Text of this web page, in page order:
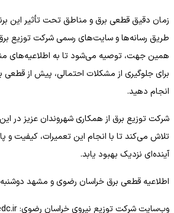
زمان دقیق قطعی برق و مناطق تحت تأثیر این
طریق رسانه‌ها و سایت‌های رسمی شرکت توزیع
همین جهت، توصیه می‌شود تا به اطلاعیه‌های
برای جلوگیری از مشکلات احتمالی، پیش از قطعی
انجام دهید.
شرکت توزیع برق از همکاری شهروندان عزیز در این
تلاش می‌کند تا با انجام این تعمیرات، کیفیت و
آینده‌ای نزدیک بهبود یابد.
اطلاعیه قطعی برق خراسان رضوی و مشهد دوشنبه ۲۹ اردیبهشت ۱۴۰۴
وب‌سایت شرکت توزیع نیروی خراسان رضوی: https://kedc.ir/